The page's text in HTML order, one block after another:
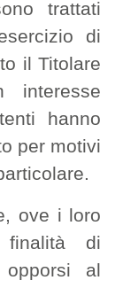
trattati
di
il Titolare
interesse
hanno
per motivi
ove i loro
di
opporsi al